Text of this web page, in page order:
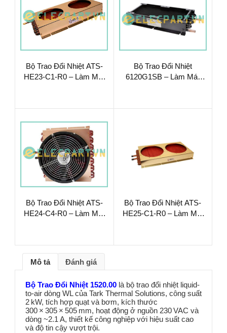
Bộ Trao Đổi Nhiệt ATS-
HE23-C1-R0 – Làm Mát
Bộ Trao Đổi Nhiệt
6120G1SB – Làm Mát
Bộ Trao Đổi Nhiệt ATS-
HE24-C4-R0 – Làm Mát
Bộ Trao Đổi Nhiệt ATS-
HE25-C1-R0 – Làm Mát
Mô tả Đánh giá
Bộ Trao Đổi Nhiệt 1520.00 là bộ trao đổi nhiệt liquid-
to-air dòng WL của Tark Thermal Solutions, công suất
2 kW, tích hợp quạt và bơm, kích thước
300 × 305 × 505 mm, hoạt động ở nguồn 230 VAC và
dòng ~2.1 A, thiết kế công nghiệp với hiệu suất cao
và độ tin cậy vượt trội.